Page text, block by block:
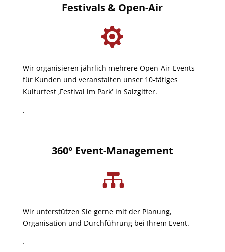
Festivals & Open-Air

Wir organisieren jährlich mehrere Open-Air-Events
für Kunden und veranstalten unser 10-tätiges
Kulturfest ‚Festival im Park‘ in Salzgitter.
.
360° Event-Management

Wir unterstützen Sie gerne mit der Planung,
Organisation und Durchführung bei Ihrem Event.
.